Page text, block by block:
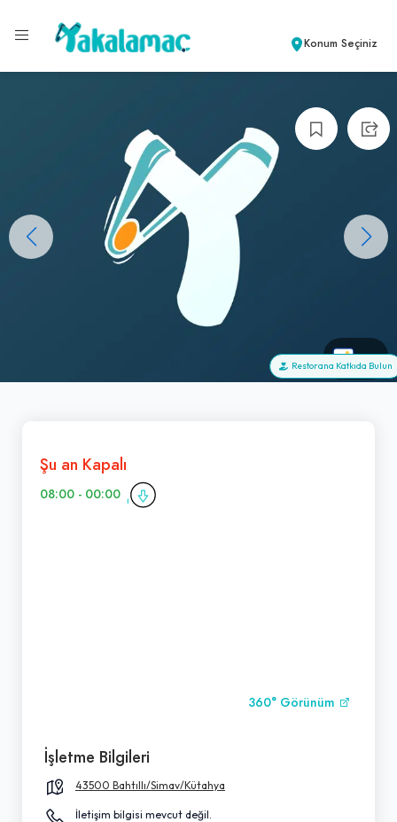
Konum Seçiniz
+0
Restorana Katkıda Bulun
Şu an Kapalı
08:00 - 00:00
360° Görünüm
İşletme Bilgileri
43500 Bahtıllı/Simav/Kütahya
İletişim bilgisi mevcut değil.